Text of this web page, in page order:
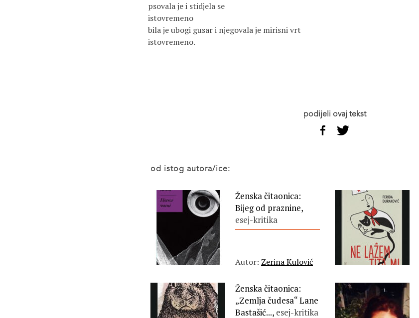
psovala je i stidjela se
istovremeno
bila je ubogi gusar i njegovala je mirisni vrt
istovremeno.
podijeli ovaj tekst
od istog autora/ice:
Ženska čitaonica:
Bijeg od praznine,
esej-kritika
Autor: Zerina Kulović
Ženska čitaonica:
„Zemlja čudesa“ Lane
Bastašić..., esej-kritika